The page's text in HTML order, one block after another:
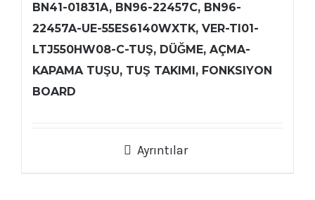
BN41-01831A, BN96-22457C, BN96-
22457A-UE-55ES6140WXTK, VER-TI01-
LTJ550HW08-C-TUŞ, DÜĞME, AÇMA-
KAPAMA TUŞU, TUŞ TAKIMI, FONKSIYON
BOARD
Ayrıntılar